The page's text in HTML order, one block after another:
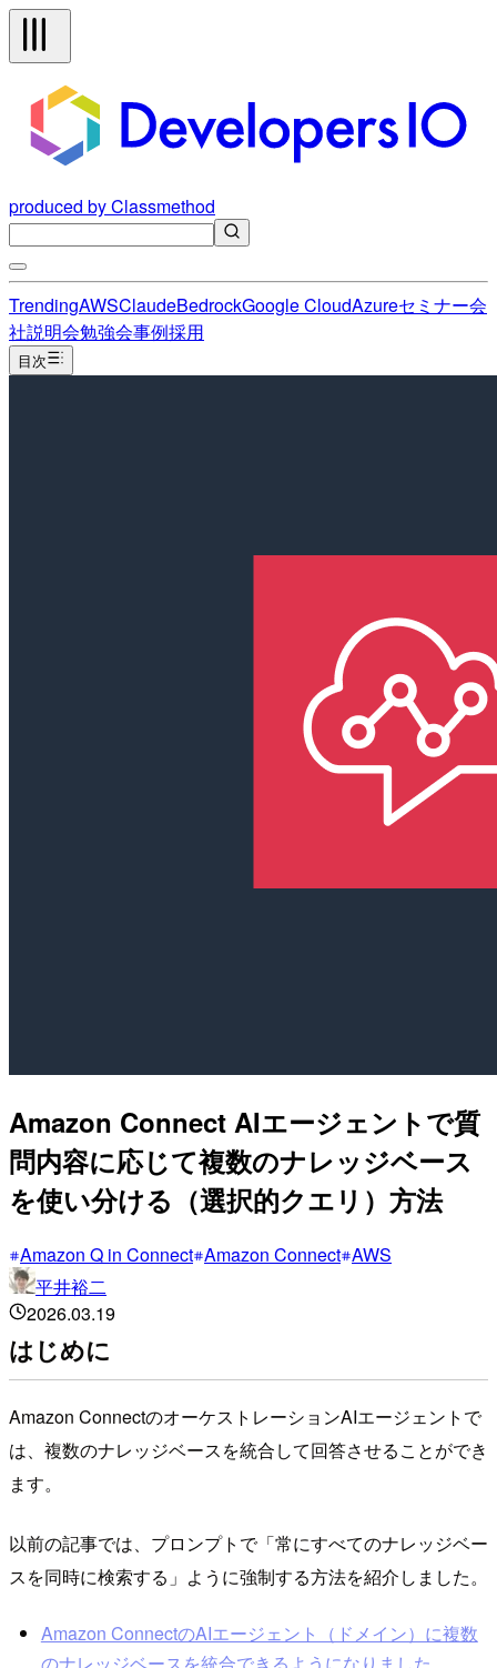
produced by Classmethod
TrendingAWSClaudeBedrockGoogle CloudAzureセミナー会
社説明会勉強会事例採用
目次
Amazon Connect AIエージェントで質
問内容に応じて複数のナレッジベース
を使い分ける（選択的クエリ）方法
Amazon Q in Connect Amazon Connect AWS
平井裕二
2026.03.19
はじめに
Amazon ConnectのオーケストレーションAIエージェントで
は、複数のナレッジベースを統合して回答させることができ
ます。
以前の記事では、プロンプトで「常にすべてのナレッジベー
スを同時に検索する」ように強制する方法を紹介しました。
Amazon ConnectのAIエージェント（ドメイン）に複数